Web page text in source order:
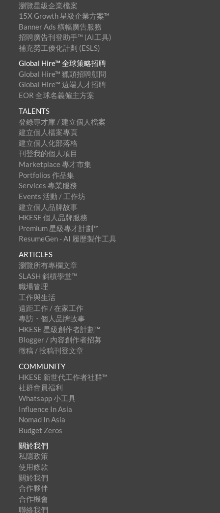
瀏覽星級企業檔案
15X Growth 星級企業方案™
Banner Ads 橫幅廣告服務
招聘廣告刊登助手™ (AI工具)
補充勞工優化計劃 (ESLS)
Global Hire™ 全球策略招聘
Global Hire™ 獵頭招聘顧問
Global Hire™ 遠端人才招聘
EOR 全球名義僱主方案
TALENTS
登錄專才庫 / 建立個人檔案
建立個人檔案專頁
建立個人化部落格
刊登我的個人項目
Marketplace 專才市集
Portfolios 作品集
Services 專業服務
Events 活動 / 工作坊
建立個人品牌故事
HKESE 個人品牌服務
Premium 星級專才計劃™
ResumeGen - AI 履歷製作工具
ARTICLES
瀏覽所有專欄文章
SLASH 斜槓學堂™
職場管理
工作與生活
遠距工作 / 在家工作
專訪・個人品牌故事
HKESE 星級創作者計劃™
Blogger / 內容創作者招募
徵稿 / 投稿刊登文章
COMMUNITY
HKESE 新世代工作者社群™
社群會員福利
Whatsapp 小工具
Influence In Asia
Nomad In Asia
Budget Zeros
關於我們
私隱政策
使用條款
關於我們
合作夥伴
合作機會
聯絡我們